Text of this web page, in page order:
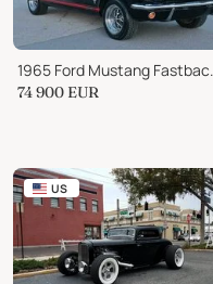
1965
74 900 EUR
US